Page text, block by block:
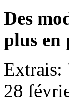
Des
plus en
Extrais:
28